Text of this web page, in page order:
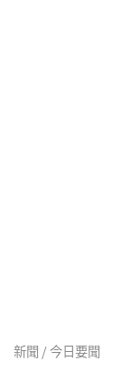
新聞 / 今日要聞